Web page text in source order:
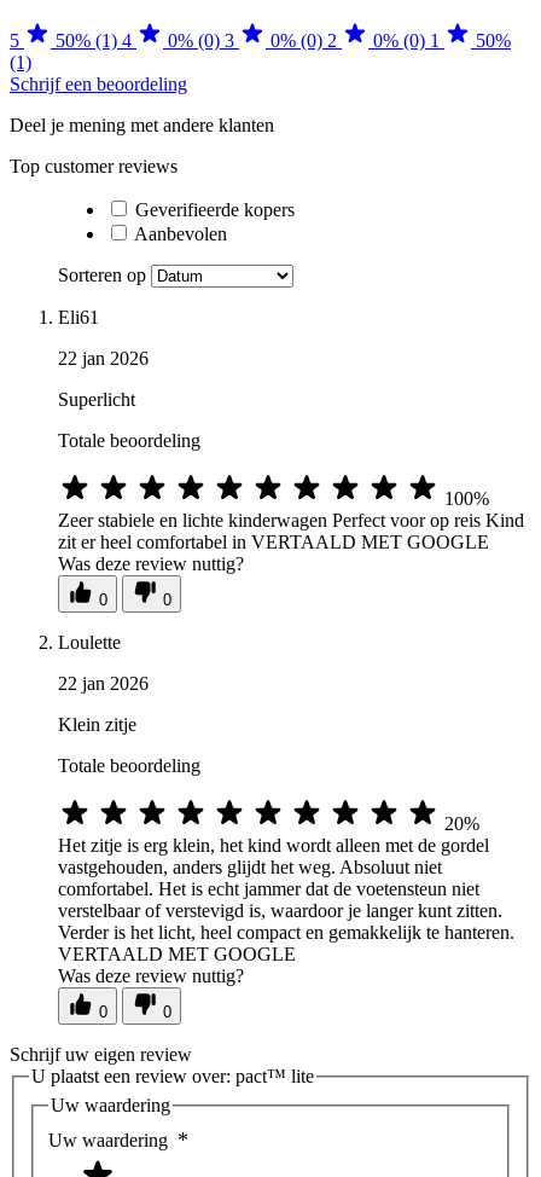
5 50% (1) 4 0% (0) 3 0% (0) 2 0% (0) 1
50%
(1)
Schrijf een beoordeling
Deel je mening met andere klanten
Top customer reviews
Geverifieerde kopers
Aanbevolen
Sorteren op
Eli61
22 jan 2026
Superlicht
Totale beoordeling
100%
Zeer stabiele en lichte kinderwagen Perfect voor op reis Kind
zit er heel comfortabel in VERTAALD MET GOOGLE
Was deze review nuttig?
0 0
Loulette
22 jan 2026
Klein zitje
Totale beoordeling
20%
Het zitje is erg klein, het kind wordt alleen met de gordel
vastgehouden, anders glijdt het weg. Absoluut niet
comfortabel. Het is echt jammer dat de voetensteun niet
verstelbaar of verstevigd is, waardoor je langer kunt zitten.
Verder is het licht, heel compact en gemakkelijk te hanteren.
VERTAALD MET GOOGLE
Was deze review nuttig?
0 0
Schrijf uw eigen review
U plaatst een review over: pact™ lite
Uw waardering
Uw waardering